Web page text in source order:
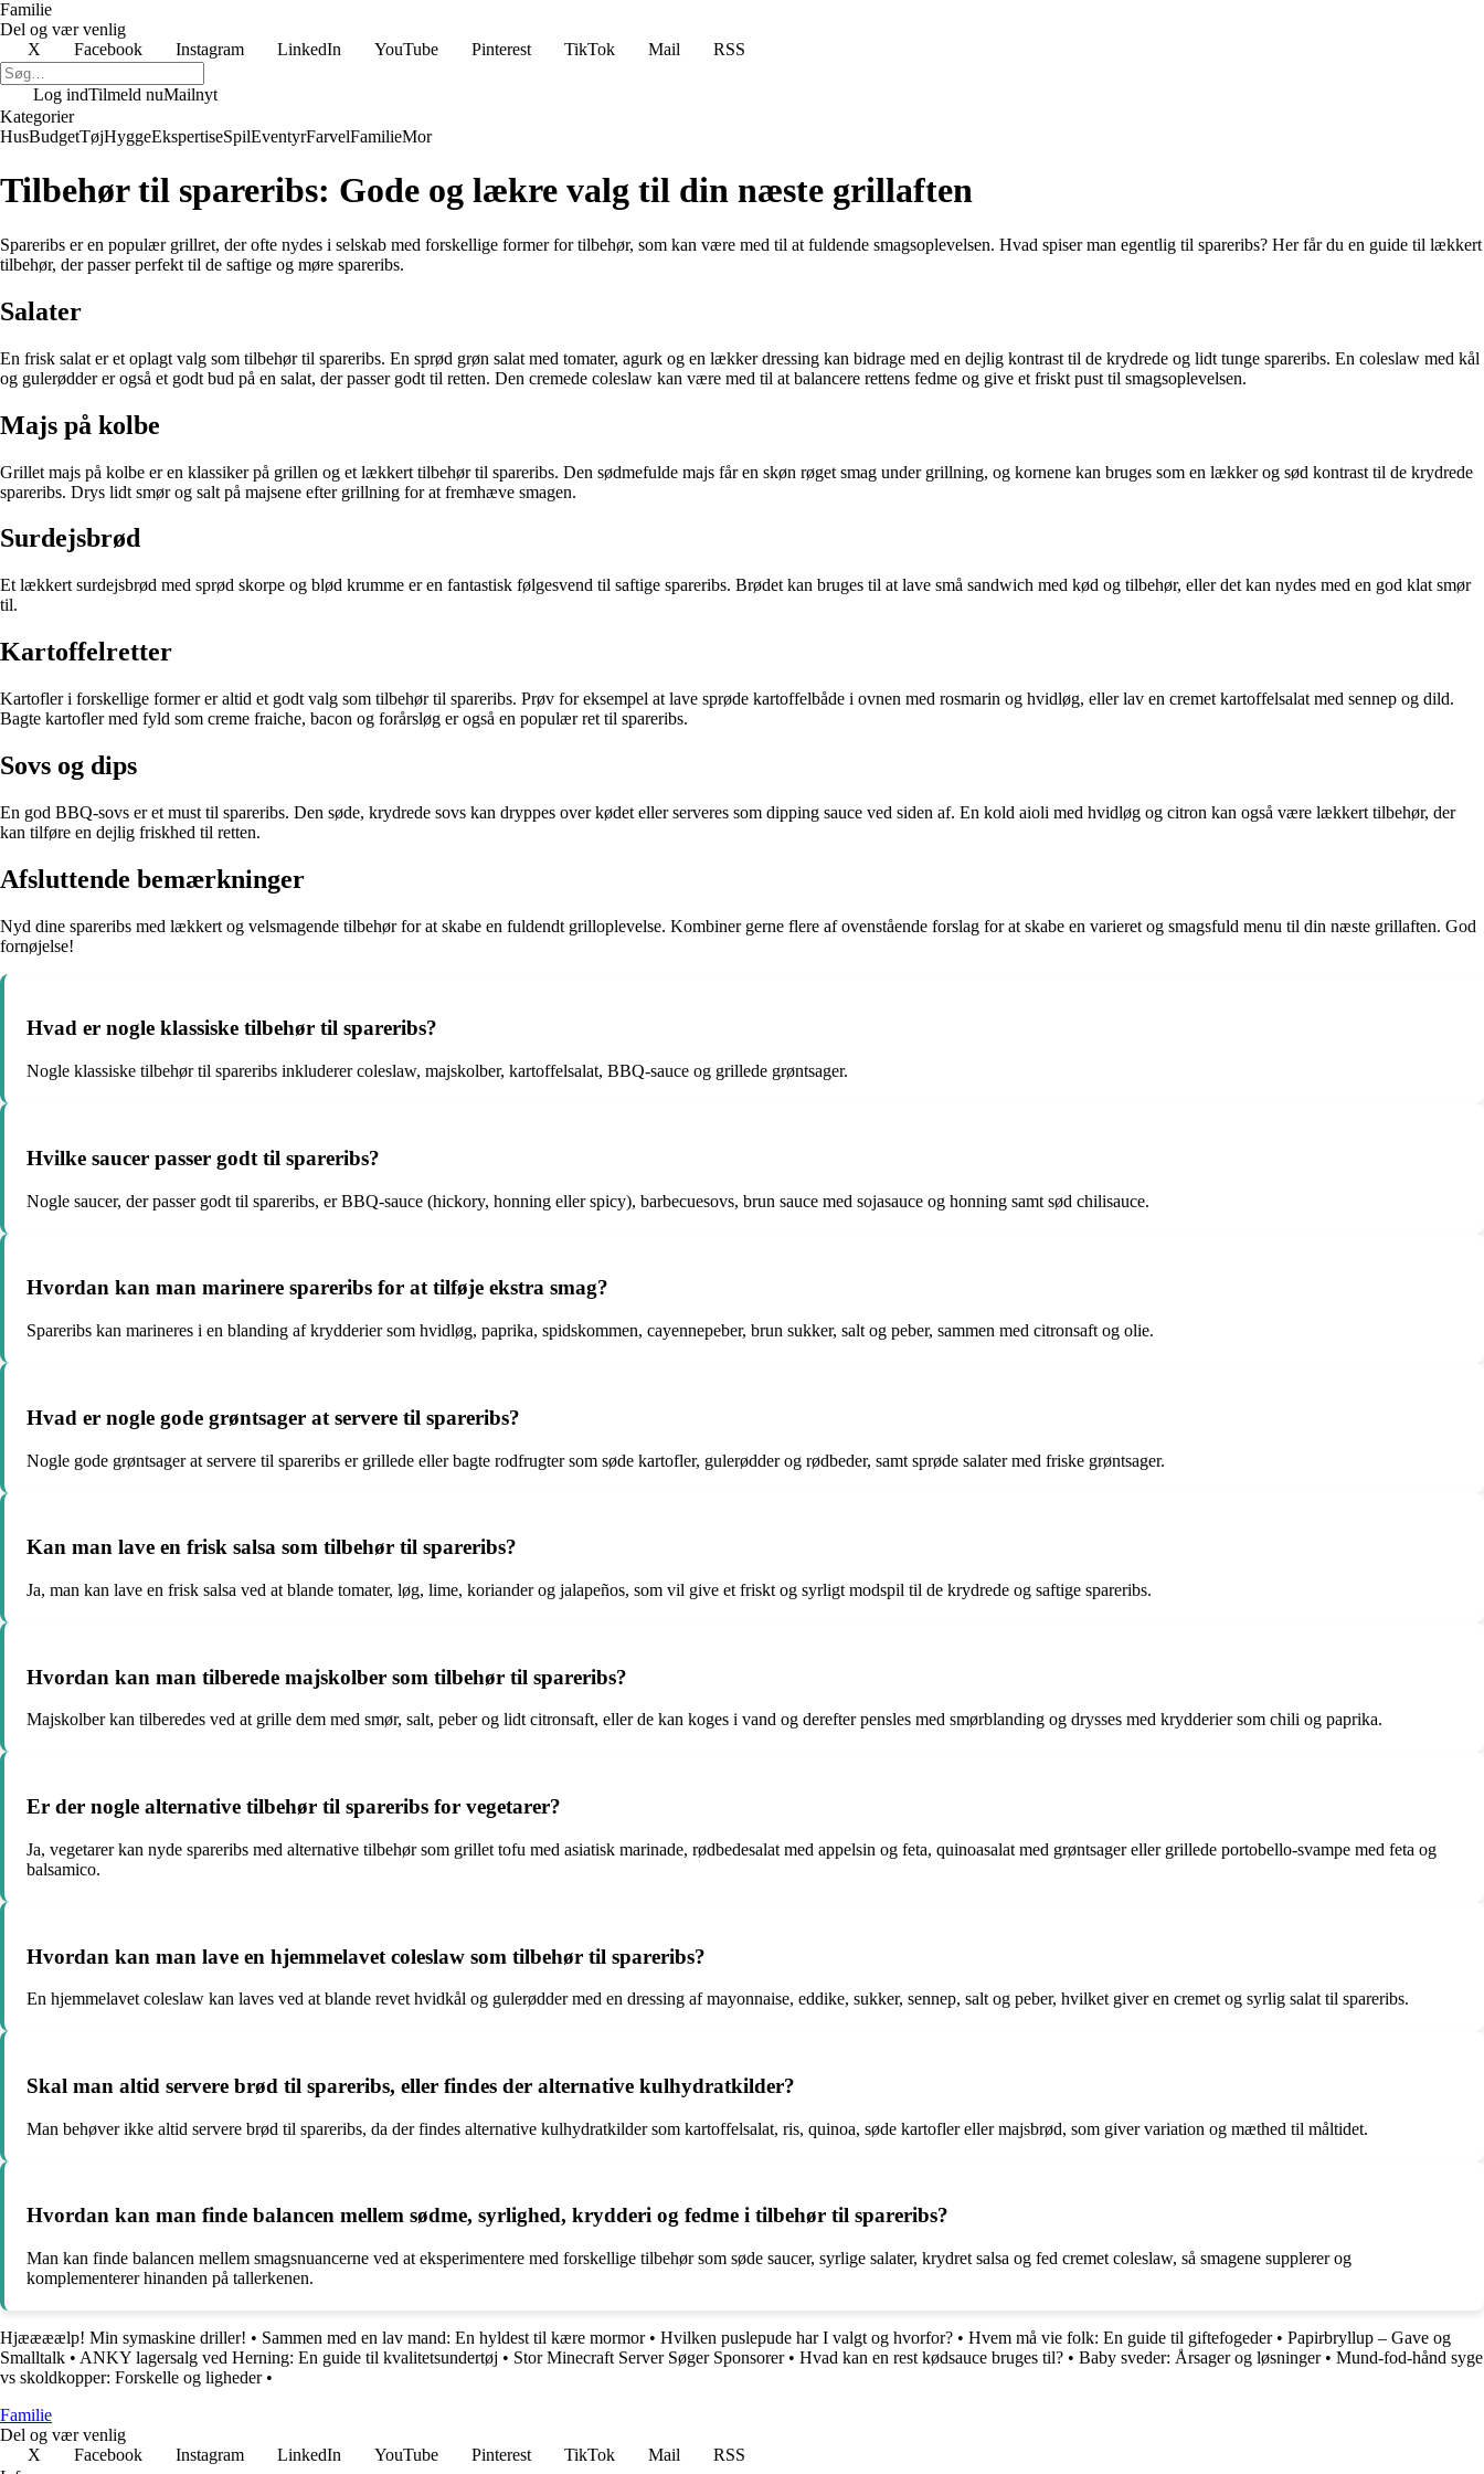
Familie
Del og vær venlig
X
Facebook Instagram LinkedIn YouTube Pinterest TikTok Mail RSS
Log indTilmeld nuMailnyt
Kategorier
HusBudgetTøjHyggeEkspertiseSpilEventyrFarvelFamilieMor
Tilbehør til spareribs: Gode og lækre valg til din næste grillaften
Spareribs er en populær grillret, der ofte nydes i selskab med forskellige former for tilbehør, som kan være med til at fuldende smagsoplevelsen. Hvad spiser man egentlig til spareribs? Her får du en guide til lækkert
tilbehør, der passer perfekt til de saftige og møre spareribs.
Salater
En frisk salat er et oplagt valg som tilbehør til spareribs. En sprød grøn salat med tomater, agurk og en lækker dressing kan bidrage med en dejlig kontrast til de krydrede og lidt tunge spareribs. En coleslaw med kål
og gulerødder er også et godt bud på en salat, der passer godt til retten. Den cremede coleslaw kan være med til at balancere rettens fedme og give et friskt pust til smagsoplevelsen.
Majs på kolbe
Grillet majs på kolbe er en klassiker på grillen og et lækkert tilbehør til spareribs. Den sødmefulde majs får en skøn røget smag under grillning, og kornene kan bruges som en lækker og sød kontrast til de krydrede
spareribs. Drys lidt smør og salt på majsene efter grillning for at fremhæve smagen.
Surdejsbrød
Et lækkert surdejsbrød med sprød skorpe og blød krumme er en fantastisk følgesvend til saftige spareribs. Brødet kan bruges til at lave små sandwich med kød og tilbehør, eller det kan nydes med en god klat smør
til.
Kartoffelretter
Kartofler i forskellige former er altid et godt valg som tilbehør til spareribs. Prøv for eksempel at lave sprøde kartoffelbåde i ovnen med rosmarin og hvidløg, eller lav en cremet kartoffelsalat med sennep og dild.
Bagte kartofler med fyld som creme fraiche, bacon og forårsløg er også en populær ret til spareribs.
Sovs og dips
En god BBQ-sovs er et must til spareribs. Den søde, krydrede sovs kan dryppes over kødet eller serveres som dipping sauce ved siden af. En kold aioli med hvidløg og citron kan også være lækkert tilbehør, der
kan tilføre en dejlig friskhed til retten.
Afsluttende bemærkninger
Nyd dine spareribs med lækkert og velsmagende tilbehør for at skabe en fuldendt grilloplevelse. Kombiner gerne flere af ovenstående forslag for at skabe en varieret og smagsfuld menu til din næste grillaften. God
fornøjelse!
Hvad er nogle klassiske tilbehør til spareribs?
Nogle klassiske tilbehør til spareribs inkluderer coleslaw, majskolber, kartoffelsalat, BBQ-sauce og grillede grøntsager.
Hvilke saucer passer godt til spareribs?
Nogle saucer, der passer godt til spareribs, er BBQ-sauce (hickory, honning eller spicy), barbecuesovs, brun sauce med sojasauce og honning samt sød chilisauce.
Hvordan kan man marinere spareribs for at tilføje ekstra smag?
Spareribs kan marineres i en blanding af krydderier som hvidløg, paprika, spidskommen, cayennepeber, brun sukker, salt og peber, sammen med citronsaft og olie.
Hvad er nogle gode grøntsager at servere til spareribs?
Nogle gode grøntsager at servere til spareribs er grillede eller bagte rodfrugter som søde kartofler, gulerødder og rødbeder, samt sprøde salater med friske grøntsager.
Kan man lave en frisk salsa som tilbehør til spareribs?
Ja, man kan lave en frisk salsa ved at blande tomater, løg, lime, koriander og jalapeños, som vil give et friskt og syrligt modspil til de krydrede og saftige spareribs.
Hvordan kan man tilberede majskolber som tilbehør til spareribs?
Majskolber kan tilberedes ved at grille dem med smør, salt, peber og lidt citronsaft, eller de kan koges i vand og derefter pensles med smørblanding og drysses med krydderier som chili og paprika.
Er der nogle alternative tilbehør til spareribs for vegetarer?
Ja, vegetarer kan nyde spareribs med alternative tilbehør som grillet tofu med asiatisk marinade, rødbedesalat med appelsin og feta, quinoasalat med grøntsager eller grillede portobello-svampe med feta og
balsamico.
Hvordan kan man lave en hjemmelavet coleslaw som tilbehør til spareribs?
En hjemmelavet coleslaw kan laves ved at blande revet hvidkål og gulerødder med en dressing af mayonnaise, eddike, sukker, sennep, salt og peber, hvilket giver en cremet og syrlig salat til spareribs.
Skal man altid servere brød til spareribs, eller findes der alternative kulhydratkilder?
Man behøver ikke altid servere brød til spareribs, da der findes alternative kulhydratkilder som kartoffelsalat, ris, quinoa, søde kartofler eller majsbrød, som giver variation og mæthed til måltidet.
Hvordan kan man finde balancen mellem sødme, syrlighed, krydderi og fedme i tilbehør til spareribs?
Man kan finde balancen mellem smagsnuancerne ved at eksperimentere med forskellige tilbehør som søde saucer, syrlige salater, krydret salsa og fed cremet coleslaw, så smagene supplerer og
komplementerer hinanden på tallerkenen.
Hjæææælp! Min symaskine driller! • Sammen med en lav mand: En hyldest til kære mormor• Hvilken puslepude har I valgt og hvorfor? • Hvem må vie folk: En guide til giftefogeder• Papirbryllup – Gave og
Smalltalk • ANKY lagersalg ved Herning: En guide til kvalitetsundertøj • Stor Minecraft Server Søger Sponsorer• Hvad kan en rest kødsauce bruges til? • Baby sveder: Årsager og løsninger• Mund-fod-hånd syge
vs skoldkopper: Forskelle og ligheder•
Familie
Del og vær venlig
X
Facebook Instagram LinkedIn YouTube Pinterest TikTok Mail
RSS